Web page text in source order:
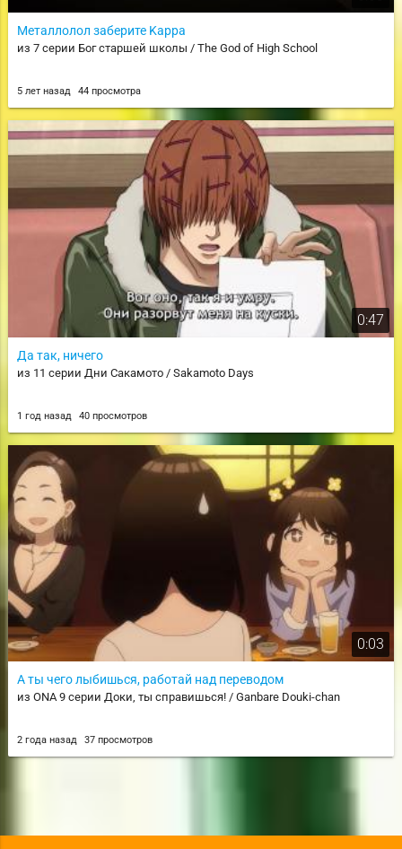
Металлолол заберите Kappa
из 7 серии Бог старшей школы / The God of High School
5 лет назад 44 просмотра
0:47
Да так, ничего
из 11 серии Дни Сакамото / Sakamoto Days
1 год назад 40 просмотров
0:03
А ты чего лыбишься, работай над переводом
из ONA 9 серии Доки, ты справишься! / Ganbare Douki-chan
2 года назад 37 просмотров